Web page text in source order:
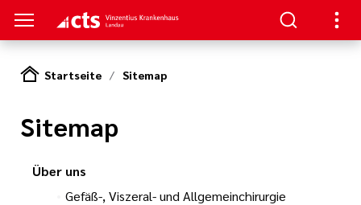
Startseite Sitemap
Sitemap
Über uns
Gefäß-, Viszeral- und Allgemeinchirurgie